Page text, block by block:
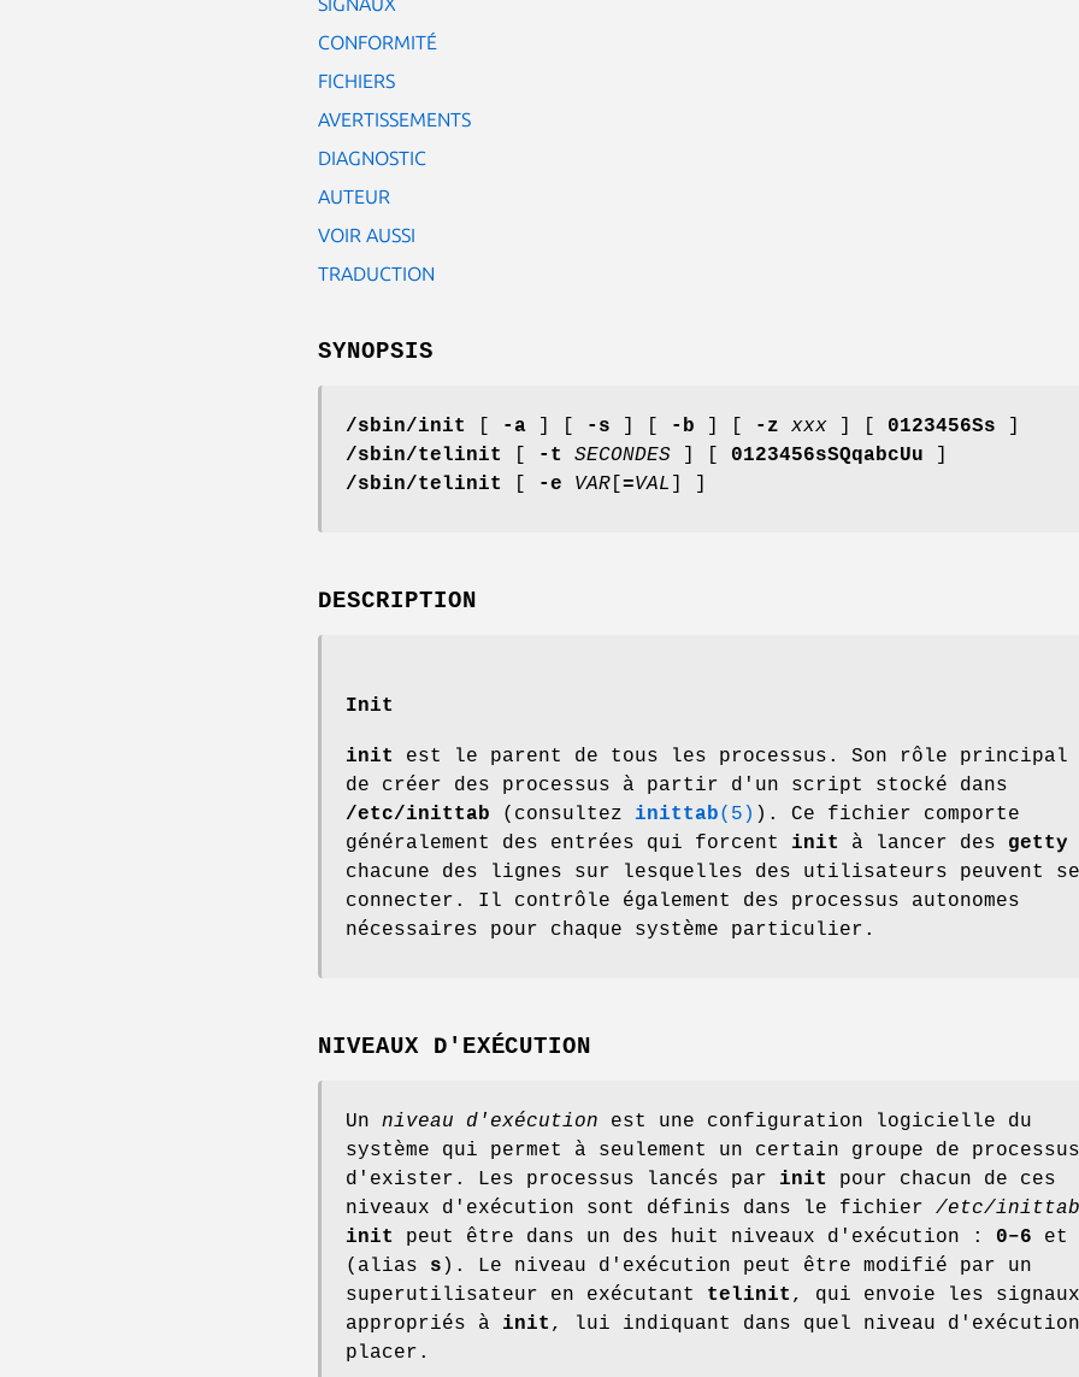
CONFORMITÉ
FICHIERS
AVERTISSEMENTS
DIAGNOSTIC
AUTEUR
VOIR AUSSI
TRADUCTION
SYNOPSIS
/sbin/init -a -s -b -z xxx 0123456Ss
/sbin/telinit
-t SECONDES 0123456sSQqabcUu
/sbin/telinit
-e VAR =VAL
DESCRIPTION
Init
init
est le parent de tous les processus. Son rôle principal
de créer des processus à partir d'un script stocké dans
/etc/inittab (consultez inittab(5) ). Ce fichier comporte
généralement des entrées qui forcent init à lancer des getty
chacune des lignes sur lesquelles des utilisateurs peuvent se
connecter. Il contrôle également des processus autonomes
nécessaires pour chaque système particulier.
NIVEAUX D'EXÉCUTION
Un niveau d'exécution est une configuration logicielle du
système qui permet à seulement un certain groupe de processus
d'exister. Les processus lancés par init
pour chacun de ces
niveaux d'exécution sont définis dans le fichier /etc/inittab
init
peut être dans un des huit niveaux d'exécution : 0–6 et
(alias s ). Le niveau d'exécution peut être modifié par un
superutilisateur en exécutant telinit , qui envoie les signaux
appropriés à init , lui indiquant dans quel niveau
placer.